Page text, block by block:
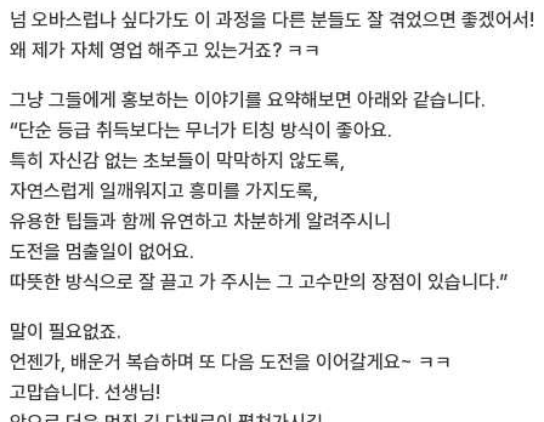
넘 오바스럽나 싶다가도 이 과정을 다른 분들도 잘 겪었으면 좋겠어서!
왜 제가 자체 영업 해주고 있는거죠? ㅋㅋ
그냥 그들에게 홍보하는 이야기를 요약해보면 아래와 같습니다.
“단순 등급 취득보다는 무너가 티칭 방식이 좋아요.
특히 자신감 없는 초보들이 막막하지 않도록,
자연스럽게 일깨워지고 흥미를 가지도록,
유용한 팁들과 함께 유연하고 차분하게 알려주시니
도전을 멈출일이 없어요.
따뜻한 방식으로 잘 끌고 가 주시는 그 고수만의 장점이 있습니다.”
말이 필요없죠.
언젠가, 배운거 복습하며 또 다음 도전을 이어갈게요~ ㅋㅋ
고맙습니다. 선생님!